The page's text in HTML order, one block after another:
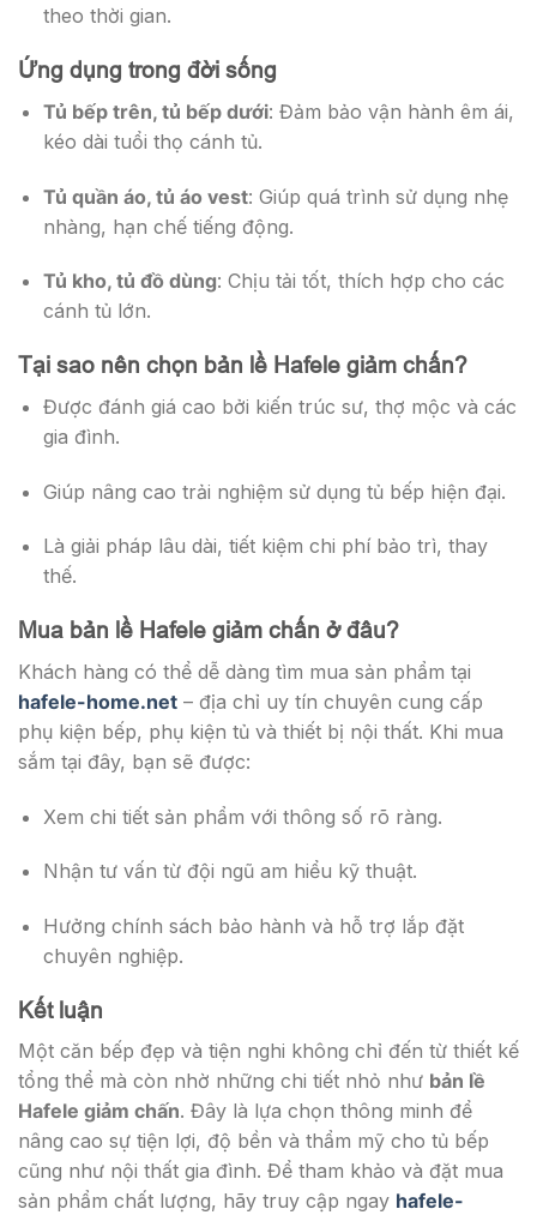
theo thời gian.
Ứng dụng trong đời sống
Tủ bếp trên, tủ bếp dưới: Đảm bảo vận hành êm ái,
kéo dài tuổi thọ cánh tủ.
Tủ quần áo, tủ áo vest: Giúp quá trình sử dụng nhẹ
nhàng, hạn chế tiếng động.
Tủ kho, tủ đồ dùng: Chịu tải tốt, thích hợp cho các
cánh tủ lớn.
Tại sao nên chọn bản lề Hafele giảm chấn?
Được đánh giá cao bởi kiến trúc sư, thợ mộc và các
gia đình.
Giúp nâng cao trải nghiệm sử dụng tủ bếp hiện đại.
Là giải pháp lâu dài, tiết kiệm chi phí bảo trì, thay
thế.
Mua bản lề Hafele giảm chấn ở đâu?
Khách hàng có thể dễ dàng tìm mua sản phẩm tại
hafele-home.net – địa chỉ uy tín chuyên cung cấp
phụ kiện bếp, phụ kiện tủ và thiết bị nội thất. Khi mua
sắm tại đây, bạn sẽ được:
Xem chi tiết sản phẩm với thông số rõ ràng.
Nhận tư vấn từ đội ngũ am hiểu kỹ thuật.
Hưởng chính sách bảo hành và hỗ trợ lắp đặt
chuyên nghiệp.
Kết luận
Một căn bếp đẹp và tiện nghi không chỉ đến từ thiết kế
tổng thể mà còn nhờ những chi tiết nhỏ như bản lề
Hafele giảm chấn. Đây là lựa chọn thông minh để
nâng cao sự tiện lợi, độ bền và thẩm mỹ cho tủ bếp
cũng như nội thất gia đình. Để tham khảo và đặt mua
sản phẩm chất lượng, hãy truy cập ngay hafele-